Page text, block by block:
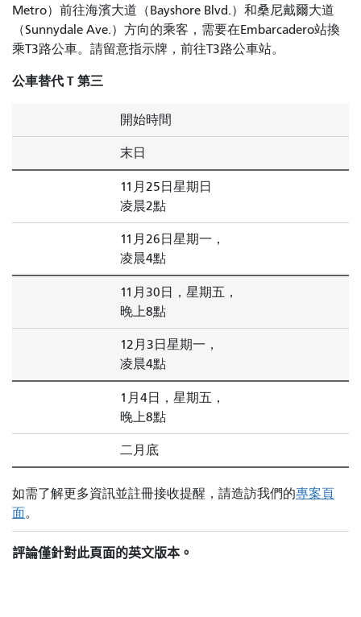
Metro）前往海濱大道（Bayshore Blvd.）和桑尼戴爾大道
（Sunnydale Ave.）方向的乘客，需要在Embarcadero站換
乘T3路公車。請留意指示牌，前往T3路公車站。
公車替代 T 第三
開始時間
末日
11月25日星期日
凌晨2點
11月26日星期一，
凌晨4點
11月30日，星期五，
晚上8點
12月3日星期一，
凌晨4點
1月4日，星期五，
晚上8點
二月底
如需了解更多資訊並註冊接收提醒，請造訪我們的專案頁
面。
評論僅針對此頁面的英文版本。